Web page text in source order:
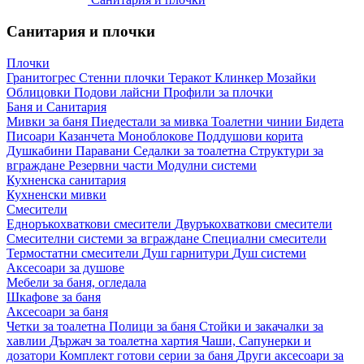
Санитария и плочки
Плочки
Гранитогрес Стенни плочки Теракот Клинкер Мозайки
Облицовки Подови лайсни Профили за плочки
Баня и Санитария
Мивки за баня Пиедестали за мивка Тоалетни чинии Бидета
Писоари Казанчета Моноблокове Поддушови корита
Душкабини Паравани Седалки за тоалетна Структури за
вграждане Резервни части Модулни системи
Кухненска санитария
Кухненски мивки
Смесители
Едноръкохваткови смесители Двуръкохваткови смесители
Смесителни системи за вграждане Специални смесители
Термостатни смесители Душ гарнитури Душ системи
Аксесоари за душове
Мебели за баня, огледала
Шкафове за баня
Аксесоари за баня
Четки за тоалетна Полици за баня Стойки и закачалки за
хавлии Държач за тоалетна хартия Чаши, Сапунерки и
дозатори Комплект готови серии за баня Други аксесоари за